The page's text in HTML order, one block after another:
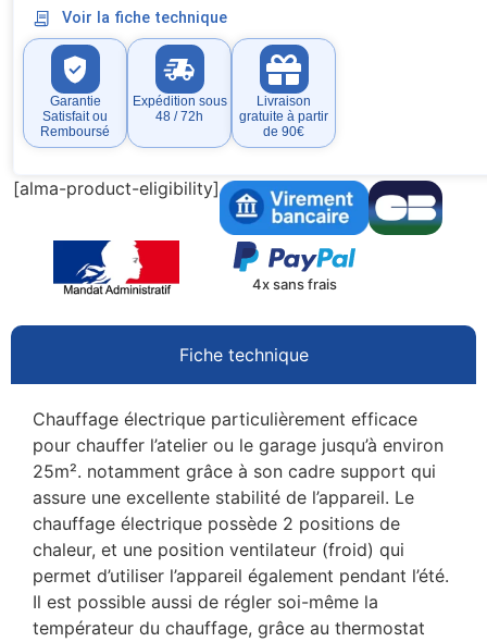
Voir la fiche technique
Garantie
Satisfait ou
Remboursé
Expédition sous
48 / 72h
Livraison
gratuite à partir
de 90€
[alma-product-eligibility]
4x sans frais
Fiche technique
Chauffage électrique particulièrement efficace
pour chauffer l’atelier ou le garage jusqu’à environ
25m². notamment grâce à son cadre support qui
assure une excellente stabilité de l’appareil. Le
chauffage électrique possède 2 positions de
chaleur, et une position ventilateur (froid) qui
permet d’utiliser l’appareil également pendant l’été.
Il est possible aussi de régler soi-même la
températeur du chauffage, grâce au thermostat